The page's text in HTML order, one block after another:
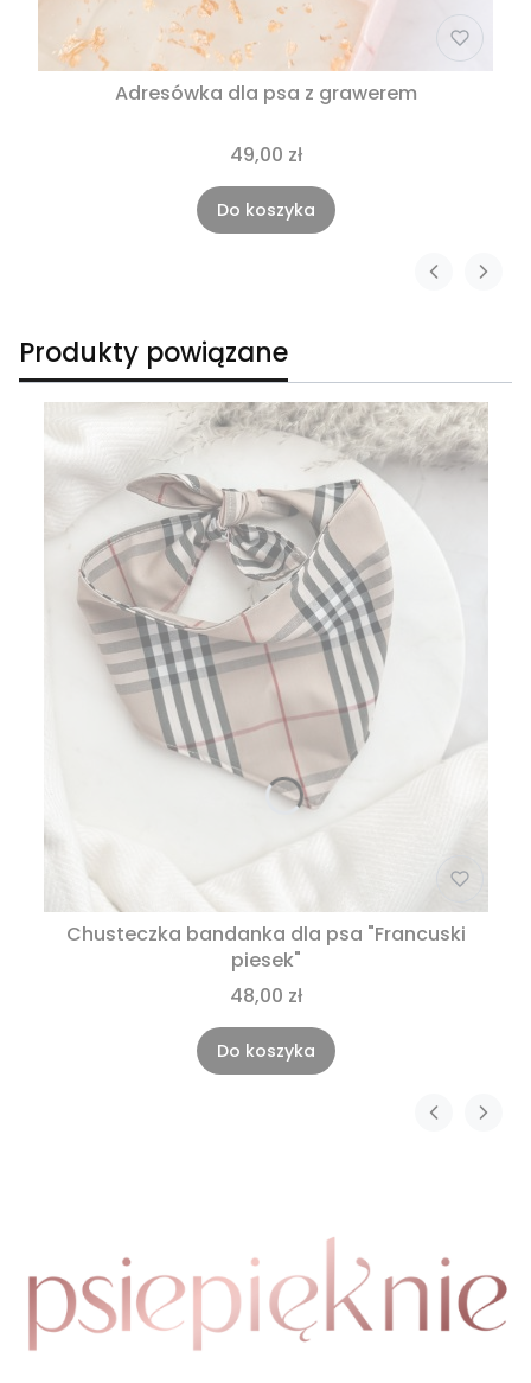
Adresówka dla psa z grawerem
49,00 zł
Do koszyka
Produkty powiązane
Chusteczka bandanka dla psa "Francuski
piesek"
48,00 zł
Do koszyka